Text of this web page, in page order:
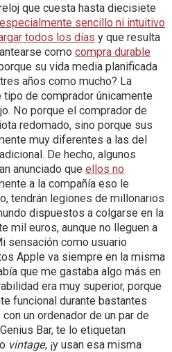
que cuesta hasta diecisiete
sencillo ni intuitivo
todos los días y que resulta
como compra durable
su vida media planificada
años como mucho? La
de comprador únicamente
No porque el comprador de
redomado, sino porque sus
muy diferentes a las del
De hecho, algunos
anunciado que ellos no
a la compañía eso le
tendrán legiones de millonarios
dispuestos a colgarse en la
mil euros, aunque no lleguen a
sensación como usuario
Apple va siempre en la misma
que me gastaba algo más en
era muy superior, porque
funcional durante bastantes
un ordenador de un par de
Bar, te lo etiquetan
vintage, ¡y usan esa misma